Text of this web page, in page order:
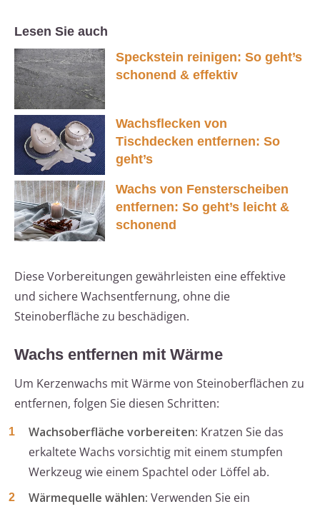
Lesen Sie auch
Speckstein reinigen: So geht’s
schonend & effektiv
Wachsflecken von
Tischdecken entfernen: So
geht’s
Wachs von Fensterscheiben
entfernen: So geht’s leicht &
schonend
Diese Vorbereitungen gewährleisten eine effektive
und sichere Wachsentfernung, ohne die
Steinoberfläche zu beschädigen.
Wachs entfernen mit Wärme
Um Kerzenwachs mit Wärme von Steinoberflächen zu
entfernen, folgen Sie diesen Schritten:
Wachsoberfläche vorbereiten: Kratzen Sie das
erkaltete Wachs vorsichtig mit einem stumpfen
Werkzeug wie einem Spachtel oder Löffel ab.
Wärmequelle wählen: Verwenden Sie ein